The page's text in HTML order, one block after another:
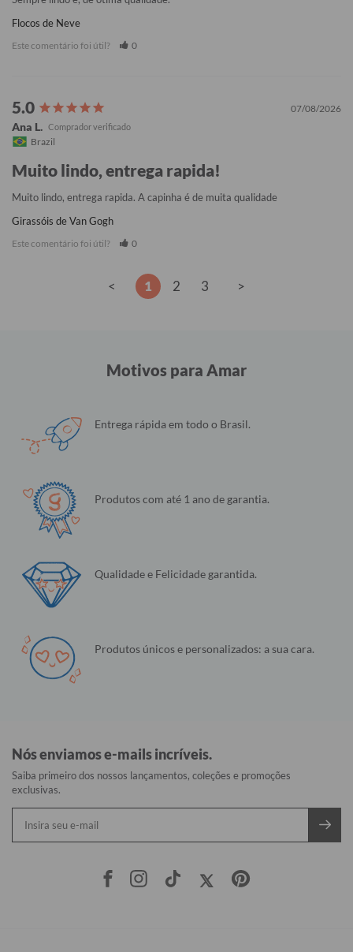
Flocos de Neve
Este comentário foi útil? 0
07/08/2026
Ana L.
Brazil
Muito lindo, entrega rapida!
Muito lindo, entrega rapida. A capinha é de muita qualidade
Girassóis de Van Gogh
Este comentário foi útil? 0
< 1 2 3 >
Motivos para Amar
Entrega rápida em todo o Brasil.
Produtos com até 1 ano de garantia.
Qualidade e Felicidade garantida.
Produtos únicos e personalizados: a sua cara.
Nós enviamos e-mails incríveis.
Saiba primeiro dos nossos lançamentos, coleções e promoções
exclusivas.